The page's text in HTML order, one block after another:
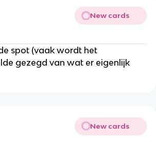
New cards
spot (vaak wordt het
gezegd van wat er eigenlijk
New cards